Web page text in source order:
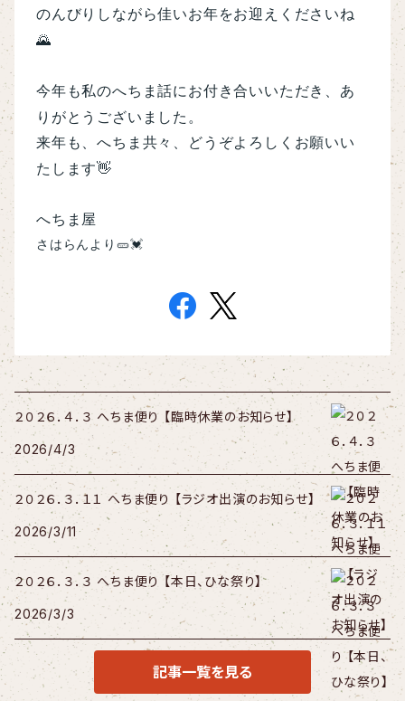
のんびりしながら佳いお年をお迎えくださいね
🌄
今年も私のへちま話にお付き合いいただき、あ
りがとうございました。
来年も、へちま共々、どうぞよろしくお願いい
たします👋
へちま屋
さはらんより 🥒💓
２０２６．４．３ へちま便り 【臨時休業のお知らせ】
2026/4/3
２０２６．３．１１ へちま便り 【ラジオ出演のお知らせ】
2026/3/11
２０２６．３．３ へちま便り 【本日、ひな祭り】
2026/3/3
記事一覧を見る